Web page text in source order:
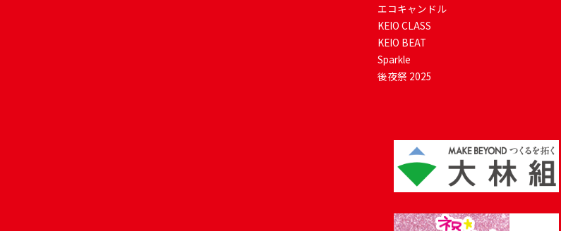
エコキャンドル
KEIO CLASS
KEIO BEAT
Sparkle
後夜祭 2025